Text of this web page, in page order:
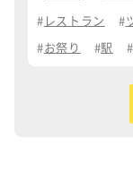
レストラン
お祭り 駅